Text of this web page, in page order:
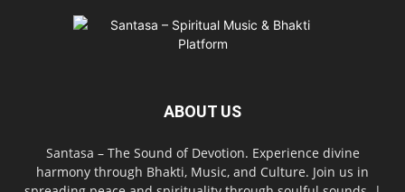
ABOUT US
Santasa – The Sound of Devotion. Experience divine
harmony through Bhakti, Music, and Culture. Join us in